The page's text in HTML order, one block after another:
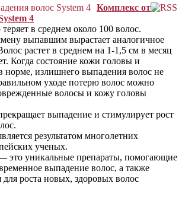
Комплекс от
4
в среднем около 100 волос.
выпавшим вырастает аналогичное
растет в среднем на 1-1,5 см в месяц
Когда состояние кожи головы и
норме, излишнего выпадения волос не
уходе потерю волос можно
волосы и кожу головы
выпадение и стимулирует рост
результатом многолетних
ученых.
это уникальные препараты, помогающие
выпадение волос, а также
роста новых, здоровых волос